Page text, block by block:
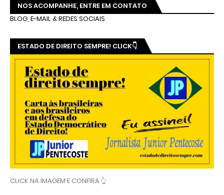
NOS ACOMPANHE, ENTRE EM CONTATO
BLOG, E-MAIL & REDES SOCIAIS
ESTADO DE DIREITO SEMPRE! CLICK👇
CLICK NA IMAGEM E CONFIRA 👆